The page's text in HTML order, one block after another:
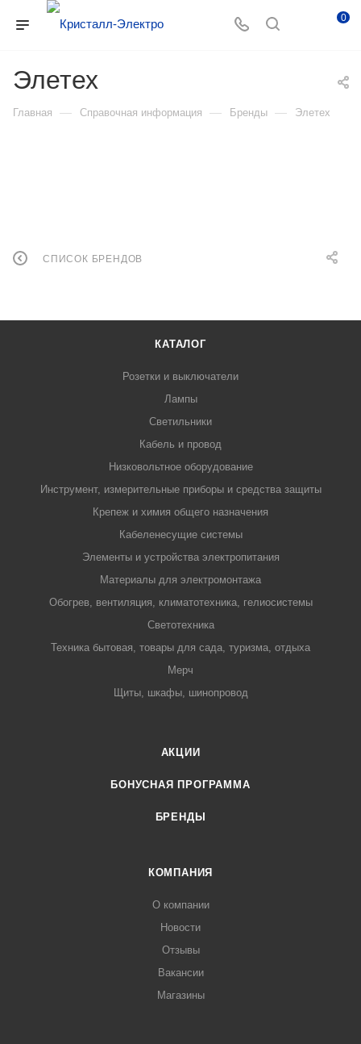
0
Элетех
Главная — Справочная информация — Бренды — Элетех
СПИСОК БРЕНДОВ
КАТАЛОГ
Розетки и выключатели
Лампы
Светильники
Кабель и провод
Низковольтное оборудование
Инструмент, измерительные приборы и средства защиты
Крепеж и химия общего назначения
Кабеленесущие системы
Элементы и устройства электропитания
Материалы для электромонтажа
Обогрев, вентиляция, климатотехника, гелиосистемы
Светотехника
Техника бытовая, товары для сада, туризма, отдыха
Мерч
Щиты, шкафы, шинопровод
АКЦИИ
БОНУСНАЯ ПРОГРАММА
БРЕНДЫ
КОМПАНИЯ
О компании
Новости
Отзывы
Вакансии
Магазины